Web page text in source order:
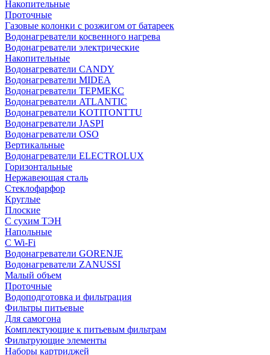
Накопительные
Проточные
Газовые колонки с розжигом от батареек
Водонагреватели косвенного нагрева
Водонагреватели электрические
Накопительные
Водонагреватели CANDY
Водонагреватели MIDEA
Водонагреватели ТЕРМЕКС
Водонагреватели ATLANTIC
Водонагреватели KOTITONTTU
Водонагреватели JASPI
Водонагреватели OSO
Вертикальные
Водонагреватели ELECTROLUX
Горизонтальные
Нержавеющая сталь
Стеклофарфор
Круглые
Плоские
С сухим ТЭН
Напольные
С Wi-Fi
Водонагреватели GORENJE
Водонагреватели ZANUSSI
Малый объем
Проточные
Водоподготовка и фильтрация
Фильтры питьевые
Для самогона
Комплектующие к питьевым фильтрам
Фильтрующие элементы
Наборы картриджей